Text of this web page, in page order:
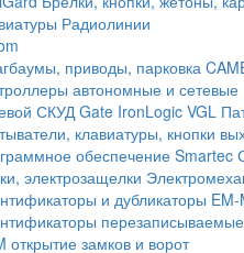
Радиолинии
приводы, парковка
автономные и сетевые
СКУДGate IronLogic VGL
клавиатуры, кнопки
обеспечение Smartec
электрозащелки
и дубликаторы
перезаписываемые
открытие замков и ворот